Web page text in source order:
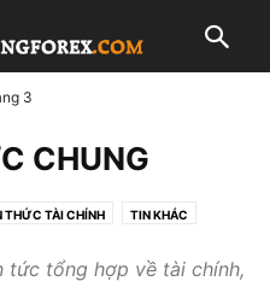
3
CHUNG
THỨC TÀI CHÍNH TIN KHÁC
tức tổng hợp về tài chính,